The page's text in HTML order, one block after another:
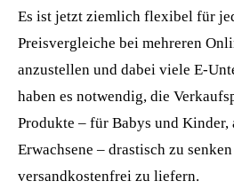
Es ist jetzt ziemlich flexibel für
Preisvergleiche bei mehreren
anzustellen und dabei viele E-
haben es notwendig, die
Produkte – für Babys und Kinder,
Erwachsene – drastisch zu
versandkostenfrei zu liefern.